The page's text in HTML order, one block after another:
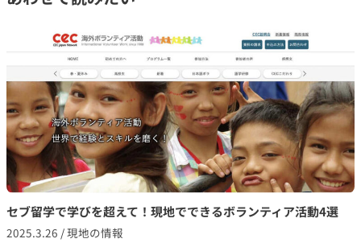
セブ留学で学びを超えて！現地でできるボランティア活動4選
2025.3.26 /現地の情報